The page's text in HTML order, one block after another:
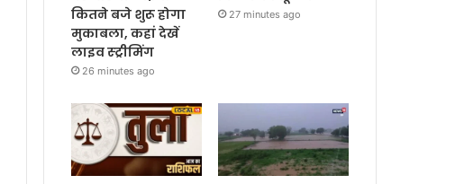
कितने बजे शुरू होगा
मुकाबला, कहां देखें
लाइव स्ट्रीमिंग
26 minutes ago
27 minutes ago